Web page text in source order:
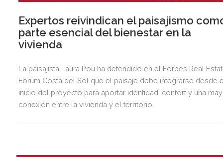
Expertos reivindican el paisajismo
parte esencial del bienestar en la
vivienda
La paisajista Laura Pou ha defendido en el Forbes Real
Forum Costa del Sol que el paisaje debe integrarse desde
inicio del proyecto para aportar identidad, confort y una
conexión entre la vivienda y el territorio.